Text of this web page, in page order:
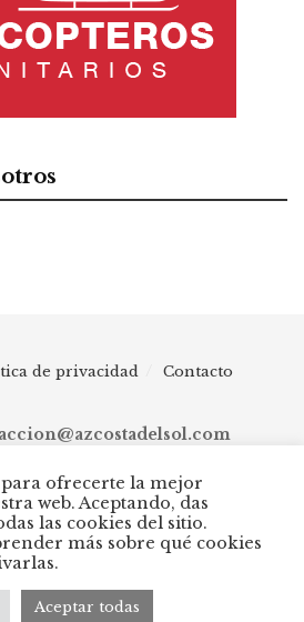
de privacidad Contacto
- Diario digital de Málaga capital hasta
Benalmádena, Fuengirola,
Benahavís, Estepona y Casares.
ofrecerte la mejor
web. Aceptando, das
las cookies del sitio.
más sobre qué cookies
Aceptar todas